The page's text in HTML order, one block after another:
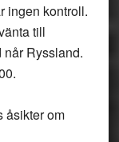
ingen kontroll.
till
Ryssland.
åsikter om